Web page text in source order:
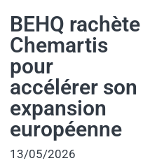
BEHQ rachète
Chemartis
pour
accélérer son
expansion
européenne
13/05/2026